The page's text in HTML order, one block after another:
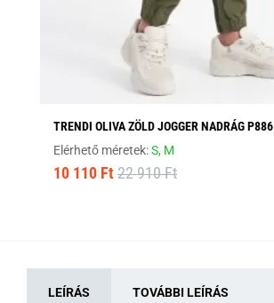
TRENDI OLIVA ZÖLD JOGGER NADRÁG P886
Elérhető méretek:S, M
10 110 Ft 22 910 Ft
LEÍRÁS TOVÁBBI LEÍRÁS